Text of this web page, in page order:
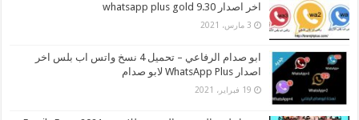
اخر اصدار whatsapp plus gold 9.30
3 مارس، 2021
ابو صدام الرفاعي – تحميل 4 نسخ واتس اب بلس اخر
اصدار WhatsApp Plus لابو صدام
19 فبراير، 2021